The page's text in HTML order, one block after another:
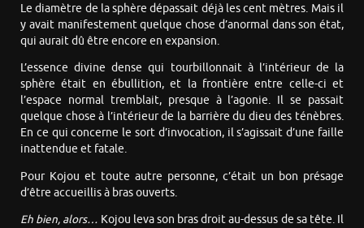
Le diamètre de la sphère dépassait déjà les cent mètres. Mais il
y avait manifestement quelque chose d’anormal dans son état,
qui aurait dû être encore en expansion.
L’essence divine dense qui tourbillonnait à l’intérieur de la
sphère était en ébullition, et la frontière entre celle-ci et
l’espace normal tremblait, presque à l’agonie. Il se passait
quelque chose à l’intérieur de la barrière du dieu des ténèbres.
En ce qui concerne le sort d’invocation, il s’agissait d’une faille
inattendue et fatale.
Pour Kojou et toute autre personne, c’était un bon présage
d’être accueillis à bras ouverts.
Eh bien, alors… Kojou leva son bras droit au-dessus de sa tête. Il